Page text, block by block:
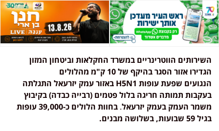
השירותים הווטרינריים במשרד החקלאות וביטחון המזון
הגדירו אזור הסגר בהיקף של 10 ק"מ מהלולים
הנגועים שפעת עופות H5N1 באזור עמק יזרעאל התגלתה
בעקבות תמותה חריגה בלולפטמים (רבייה כבדה) בקיבוץ
משמר העמק בעמק יזרעאל.
בחוות הלולים כ-39,000 עופות
בגיל 59 שבועות, בשלושה מבנים.